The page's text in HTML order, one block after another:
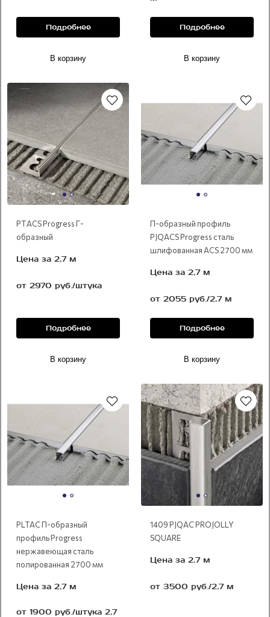
Подробнее
В корзину
Подробнее
В корзину
PTАCS Progress Г-
образный
Цена за 2,7 м
от 2970 руб./штука
Подробнее
В корзину
П-образный профиль
PJQACS Progress сталь
шлифованная ACS 2700 мм
Цена за 2,7 м
от 2055 руб./2,7 м
Подробнее
В корзину
PLTAC П-образный
профиль Progress
нержавеющая сталь
полированная 2700 мм
Цена за 2,7 м
от 1900 руб./штука 2,7
1409 PJQAC PROJOLLY
SQUARE
Цена за 2,7 м
от 3500 руб./2,7 м